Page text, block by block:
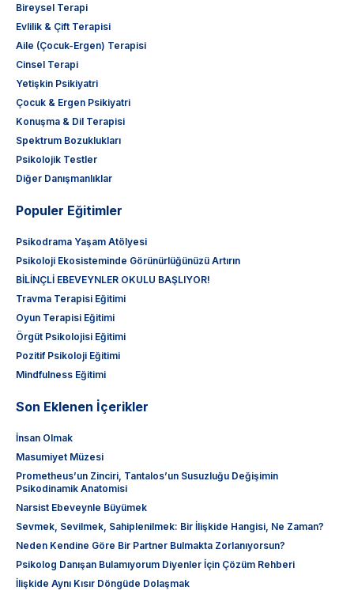
Bireysel Terapi
Evlilik & Çift Terapisi
Aile (Çocuk-Ergen) Terapisi
Cinsel Terapi
Yetişkin Psikiyatri
Çocuk & Ergen Psikiyatri
Konuşma & Dil Terapisi
Spektrum Bozuklukları
Psikolojik Testler
Diğer Danışmanlıklar
Populer Eğitimler
Psikodrama Yaşam Atölyesi
Psikoloji Ekosisteminde Görünürlüğünüzü Artırın
BİLİNÇLİ EBEVEYNLER OKULU BAŞLIYOR!
Travma Terapisi Eğitimi
Oyun Terapisi Eğitimi
Örgüt Psikolojisi Eğitimi
Pozitif Psikoloji Eğitimi
Mindfulness Eğitimi
Son Eklenen İçerikler
İnsan Olmak
Masumiyet Müzesi
Prometheus’un Zinciri, Tantalos’un Susuzluğu Değişimin
Psikodinamik Anatomisi
Narsist Ebeveynle Büyümek
Sevmek, Sevilmek, Sahiplenilmek: Bir İlişkide Hangisi, Ne Zaman?
Neden Kendine Göre Bir Partner Bulmakta Zorlanıyorsun?
Psikolog Danışan Bulamıyorum Diyenler İçin Çözüm Rehberi
İlişkide Aynı Kısır Döngüde Dolaşmak